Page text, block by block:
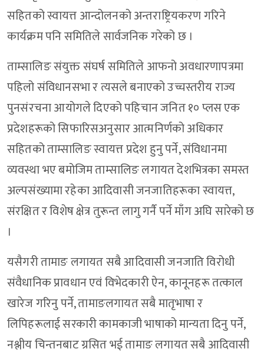
सहितको स्वायत्त आन्दोलनको अन्तराष्ट्रियकरण गरिने
कार्यक्रम पनि समितिले सार्वजनिक गरेको छ ।
ताम्सालिङ संयुक्त संघर्ष समितिले आफनो अवधारणापत्रमा
पहिलो संविधानसभा र त्यसले बनाएको उच्चस्तरीय राज्य
पुनसंरचना आयोगले दिएको पहिचान जनित १० प्लस एक
प्रदेशहरूको सिफारिसअनुसार आत्मनिर्णको अधिकार
सहितको ताम्सालिङ स्वायत्त प्रदेश हुनु पर्ने, संंविधानमा
व्यवस्था भए बमोजिम ताम्सालिङ लगायत देशभित्रका समस्त
अल्पसंख्यामा रहेका आदिवासी जनजातिहरूका स्वायत्त,
संरक्षित र विशेष क्षेत्र तुरून्त लागु गर्नै पर्ने माँग अघि सारेको छ
।
यसैगरी तामाङ लगायत सबै आदिवासी जनजाति विरोधी
संवैधानिक प्रावधान एवं विभेदकारी ऐन, कानूनहरू तत्काल
खारेज गरिनु पर्ने, तामाङलगायत सबै मातृभाषा र
लिपिहरूलाई सरकारी कामकाजी भाषाको मान्यता दिनु पर्ने,
नश्लीय चिन्तनबाट ग्रसित भई तामाङ लगायत सबै आदिवासी